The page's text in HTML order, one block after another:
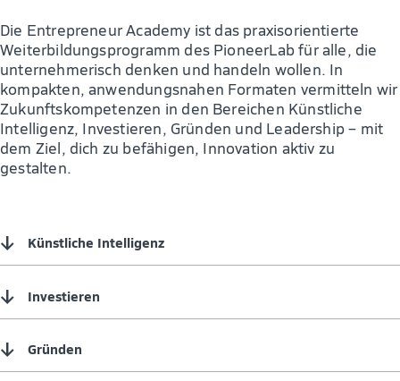
Die Entrepreneur Academy ist das praxisorientierte
Weiterbildungsprogramm des PioneerLab für alle, die
unternehmerisch denken und handeln wollen. In
kompakten, anwendungsnahen Formaten vermitteln wir
Zukunftskompetenzen in den Bereichen Künstliche
Intelligenz, Investieren, Gründen und Leadership – mit
dem Ziel, dich zu befähigen, Innovation aktiv zu
gestalten.
↓ Künstliche Intelligenz
↓ Investieren
↓ Gründen